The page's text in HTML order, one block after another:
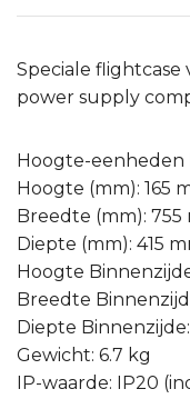
Speciale flightcase
power supply
Hoogte-eenheden
Hoogte (mm): 165
Breedte (mm): 755
Diepte (mm): 415
Hoogte
Breedte
Diepte
Gewicht: 6.7 kg
IP-waarde: IP20